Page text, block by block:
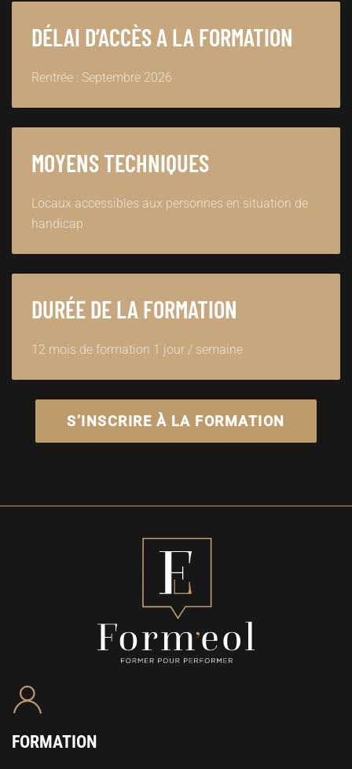
DÉLAI D’ACCÈS A LA FORMATION
Rentrée : Septembre 2026
MOYENS TECHNIQUES
Locaux accessibles aux personnes en situation de
handicap
DURÉE DE LA FORMATION
12 mois de formation 1 jour / semaine
S’INSCRIRE À LA FORMATION
FORMATION